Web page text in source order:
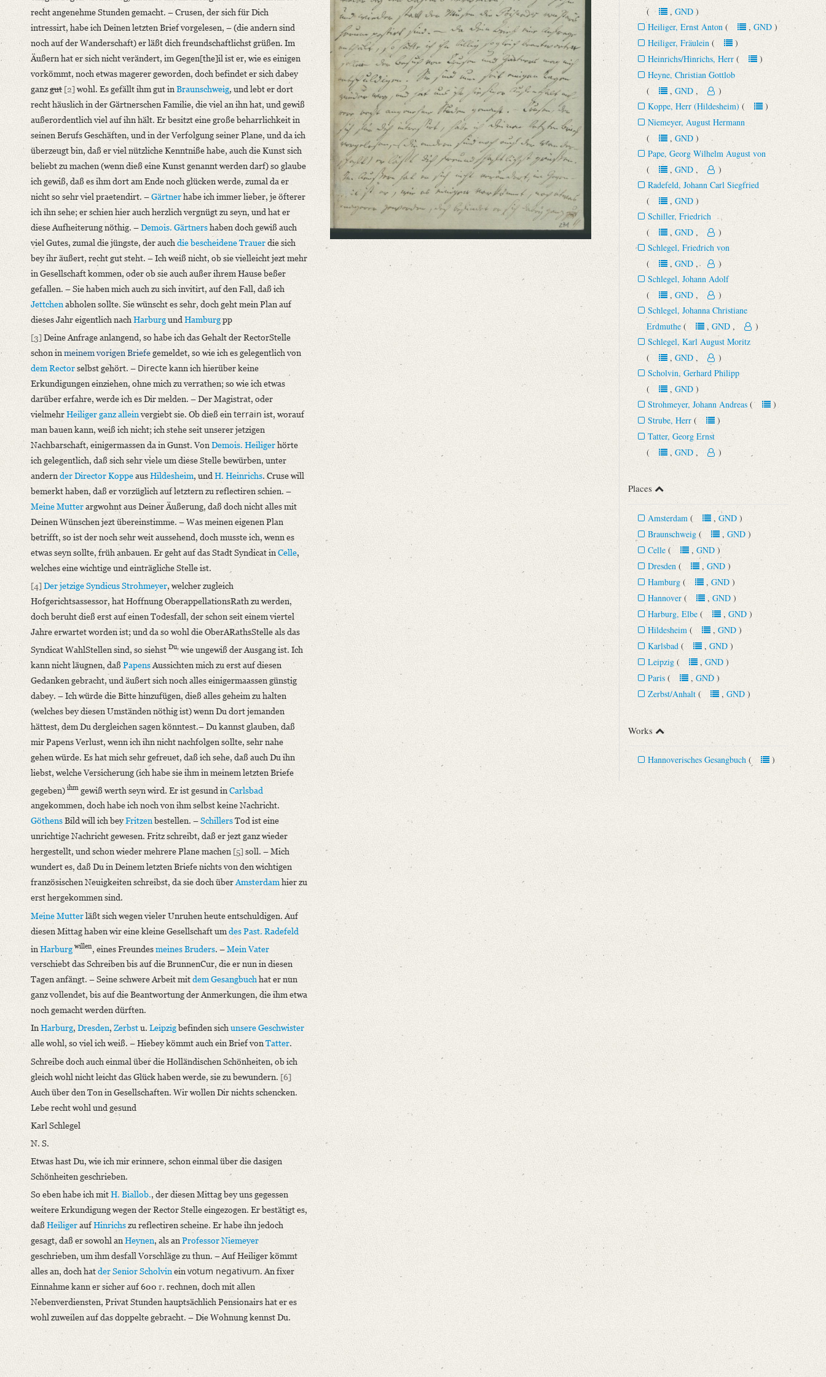
Editors
Bamberg, Claudia
Varwig, Olivia
recht angenehme Stunden gemacht. – Crusen, der sich für Dich
intressirt, habe ich Deinen letzten Brief vorgelesen, – (die andern sind
noch auf der Wanderschaft) er läßt dich freundschaftlichst grüßen. Im
Äußern hat er sich nicht verändert, im Gegen[the]il ist er, wie es einigen
vorkömmt, noch etwas magerer geworden, doch befindet er sich dabey
ganzgut [2]wohl. Es gefällt ihm gut in Braunschweig, und lebt er dort
recht häuslich in der Gärtnerschen Familie, die viel an ihn hat, und gewiß
außerordentlich viel auf ihn hält. Er besitzt eine große beharrlichkeit in
seinen Berufs Geschäften, und in der Verfolgung seiner Plane, und da ich
überzeugt bin, daß er viel nützliche Kenntniße habe, auch die Kunst sich
beliebt zu machen (wenn dieß eine Kunst genannt werden darf) so glaube
ich gewiß, daß es ihm dort am Ende noch glücken werde, zumal da er
nicht so sehr viel praetendirt. –Gärtnerhabe ich immer lieber, je öfterer
ich ihn sehe; er schien hier auch herzlich vergnügt zu seyn, und hat er
diese Aufheiterung nöthig. –Demois. Gärtnershaben doch gewiß auch
viel Gutes, zumal die jüngste, der auch die bescheidene Trauerdie sich
bey ihr äußert, recht gut steht. – Ich weiß nicht, ob sie vielleicht jezt mehr
in Gesellschaft kommen, oder ob sie auch außer ihrem Hause beßer
gefallen. – Sie haben mich auch zu sich invitirt, auf den Fall, daß ich
Jettchenabholen sollte. Sie wünscht es sehr, doch geht mein Plan auf
dieses Jahr eigentlich nach Harburgund Hamburgpp
[3] Deine Anfrage anlangend, so habe ich das Gehalt der RectorStelle
schon inmeinem vorigen Briefegemeldet, so wie ich es gelegentlich von
dem Rectorselbst gehört. – Directekann ich hierüber keine
Erkundigungen einziehen, ohne mich zu verrathen; so wie ich etwas
darüber erfahre, werde ich es Dir melden. – Der Magistrat, oder
vielmehrHeiliger ganz alleinvergiebt sie. Ob dieß einterrain ist, worauf
man bauen kann, weiß ich nicht; ich stehe seit unserer jetzigen
Nachbarschaft, einigermassen da in Gunst. Von Demois. Heiligerhörte
ich gelegentlich, daß sich sehr viele um diese Stelle bewürben, unter
andern der Director KoppeausHildesheim, und H. Heinrichs. Cruse will
bemerkt haben, daß er vorzüglich auf letztern zu reflectiren schien. –
Meine Mutterargwohnt aus Deiner Äußerung, daß doch nicht alles mit
Deinen Wünschen jezt übereinstimme. – Was meinen eigenen Plan
betrifft, so ist der noch sehr weit aussehend, doch musste ich, wenn es
etwas seyn sollte, früh anbauen. Er geht auf das Stadt Syndicat inCelle,
welches eine wichtige und einträgliche Stelle ist.
[4] Der jetzige Syndicus Strohmeyer, welcher zugleich
Hofgerichtsassessor, hat Hoffnung OberappellationsRath zu werden,
doch beruht dieß erst auf einen Todesfall, der schon seit einem viertel
Jahre erwartet worden ist; und da so wohl die OberARathsStelle als das
Syndicat WahlStellen sind, so siehst Du, wie ungewiß der Ausgang ist. Ich
kann nicht läugnen, daßPapensAussichten mich zu erst auf diesen
Gedanken gebracht, und äußert sich noch alles einigermaassen günstig
dabey. – Ich würde die Bitte hinzufügen, dieß alles geheim zu halten
(welches bey diesen Umständen nöthig ist) wenn Du dort jemanden
hättest, dem Du dergleichen sagen könntest.– Du kannst glauben, daß
mir Papens Verlust, wenn ich ihn nicht nachfolgen sollte, sehr nahe
gehen würde. Es hat mich sehr gefreuet, daß ich sehe, daß auch Du ihn
liebst, welche Versicherung (ich habe sie ihm in meinem letzten Briefe
gegeben) ihm gewiß werth seyn wird. Er ist gesund inCarlsbad
angekommen, doch habe ich noch von ihm selbst keine Nachricht.
GöthensBild will ich beyFritzenbestellen. –SchillersTod ist eine
unrichtige Nachricht gewesen. Fritz schreibt, daß er jezt ganz wieder
hergestellt, und schon wieder mehrere Plane machen [5]soll. – Mich
wundert es, daß Du in Deinem letzten Briefe nichts von den wichtigen
französischen Neuigkeiten schreibst, da sie doch überAmsterdamhier zu
erst hergekommen sind.
Meine Mutterläßt sich wegen vieler Unruhen heute entschuldigen. Auf
diesen Mittag haben wir eine kleine Gesellschaft umdes Past. Radefeld
inHarburg willen , eines Freundesmeines Bruders . –Mein Vater
verschiebt das Schreiben bis auf die BrunnenCur, die er nun in diesen
Tagen anfängt. – Seine schwere Arbeit mitdem Gesangbuch hat er nun
ganz vollendet, bis auf die Beantwortung der Anmerkungen, die ihm etwa
noch gemacht werden dürften.
InHarburg, Dresden, Zerbstu. Leipzigbefinden sichunsere Geschwister
alle wohl, so viel ich weiß. – Hiebey kömmt auch ein Brief vonTatter.
Schreibe doch auch einmal über die Holländischen Schönheiten, ob ich
gleich wohl nicht leicht das Glück haben werde, sie zu bewundern. [6]
Auch über den Ton in Gesellschaften. Wir wollen Dir nichts schencken.
Lebe recht wohl und gesund
Karl Schlegel
N. S.
Etwas hast Du, wie ich mir erinnere, schon einmal über die dasigen
Schönheiten geschrieben.
So eben habe ich mitH. Biallob., der diesen Mittag bey uns gegessen
weitere Erkundigung wegen der Rector Stelle eingezogen. Er bestätigt es,
daß HeiligeraufHinrichszu reflectiren scheine. Er habe ihn jedoch
gesagt, daß er sowohl anHeynen, als anProfessor Niemeyer
geschrieben, um ihm desfall Vorschläge zu thun. – Auf Heiliger kömmt
alles an, doch hatder Senior Scholvinein votum negativum. An fixer
Einnahme kann er sicher auf 600 r. rechnen, doch mit allen
Nebenverdiensten, Privat Stunden hauptsächlich Pensionairs hat er es
wohl zuweilen auf das doppelte gebracht. – Die Wohnung kennst Du.
(, GND)
Heiliger, Ernst Anton (, GND)
Heiliger, Fräulein ()
Heinrichs/Hinrichs, Herr ()
Heyne, Christian Gottlob
(, GND, )
Koppe, Herr (Hildesheim) ()
Niemeyer, August Hermann
(, GND)
Pape, Georg Wilhelm August von
(, GND, )
Radefeld, Johann Carl Siegfried
(, GND)
Schiller, Friedrich
(, GND, )
Schlegel, Friedrich von
(, GND, )
Schlegel, Johann Adolf
(, GND, )
Schlegel, Johanna Christiane
Erdmuthe (, GND, )
Schlegel, Karl August Moritz
(, GND, )
Scholvin, Gerhard Philipp
(, GND)
Strohmeyer, Johann Andreas ()
Strube, Herr ()
Tatter, Georg Ernst
(, GND, )
Places
Amsterdam (, GND)
Braunschweig (, GND)
Celle (, GND)
Dresden (, GND)
Hamburg (, GND)
Hannover (,GND)
Harburg, Elbe (, GND)
Hildesheim (, GND)
Karlsbad (, GND)
Leipzig (, GND)
Paris (, GND)
Zerbst/Anhalt (, GND)
Works
Hannoverisches Gesangbuch ()